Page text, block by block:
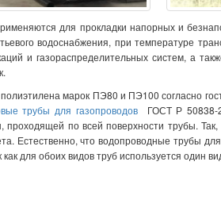
для прокладки напорных и
водоснабжения, при температуре
и газораспределительных систем, а
марок ПЭ80 и ПЭ100 согласно
трубы для газопроводовГОСТ Р 50838-
проходящей по всей поверхности трубы.
Естественно, что водопроводные трубы
как для обоих видов труб используется один